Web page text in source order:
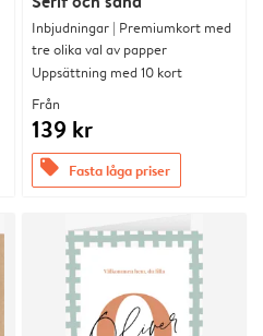
Inbjudningar | Premiumkort med
tre olika val av papper
Uppsättning med 10 kort
Från
139 kr
offers Fasta låga priser